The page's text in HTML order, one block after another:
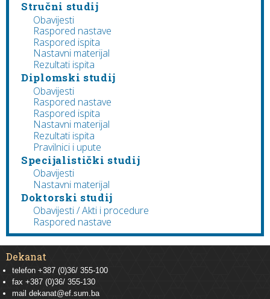
Stručni studij
Obavijesti
Raspored nastave
Raspored ispita
Nastavni materijal
Rezultati ispita
Diplomski studij
Obavijesti
Raspored nastave
Raspored ispita
Nastavni materijal
Rezultati ispita
Pravilnici i upute
Specijalistički studij
Obavijesti
Nastavni materijal
Doktorski studij
Obavijesti / Akti i procedure
Raspored nastave
Dekanat
telefon +387 (0)36/ 355-100
fax +387 (0)36/ 355-130
mail dekanat@ef.sum.ba